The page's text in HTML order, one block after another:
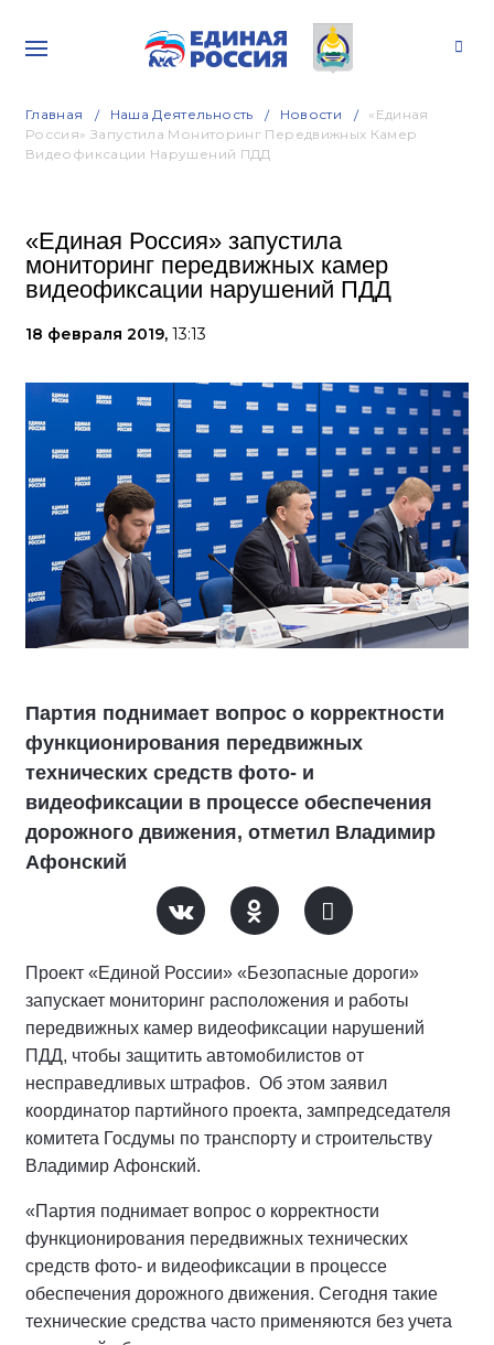
Главная Наша Деятельность Новости
«Единая
Россия» Запустила Мониторинг Передвижных Камер
Видеофиксации Нарушений ПДД
«Единая Россия» запустила
мониторинг передвижных камер
видеофиксации нарушений ПДД
18 февраля 2019, 13:13
Партия поднимает вопрос о корректности
функционирования передвижных
технических средств фото- и
видеофиксации в процессе обеспечения
дорожного движения, отметил Владимир
Афонский
Проект «Единой России» «Безопасные дороги»
запускает мониторинг расположения и работы
передвижных камер видеофиксации нарушений
ПДД, чтобы защитить автомобилистов от
несправедливых штрафов. Об этом заявил
координатор партийного проекта, зампредседателя
комитета Госдумы по транспорту и строительству
Владимир Афонский.
«Партия поднимает вопрос о корректности
функционирования передвижных технических
средств фото- и видеофиксации в процессе
обеспечения дорожного движения. Сегодня такие
технические средства часто применяются без учета